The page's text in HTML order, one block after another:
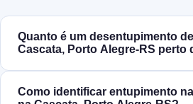
Quanto é um desentupimento
Cascata, Porto Alegre‑RS perto
Como identificar entupimento